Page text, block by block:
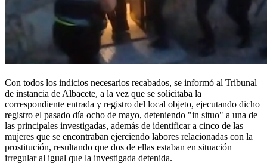
Con todos los indicios necesarios recabados, se informó al Tribunal
de instancia de Albacete, a la vez que se solicitaba la
correspondiente entrada y registro del local objeto, ejecutando dicho
registro el pasado día ocho de mayo, deteniendo "in situo" a una de
las principales investigadas, además de identificar a cinco de las
mujeres que se encontraban ejerciendo labores relacionadas con la
prostitución, resultando que dos de ellas estaban en situación
irregular al igual que la investigada detenida.